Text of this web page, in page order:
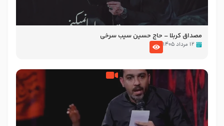
مصداق کربلا – حاج حسین سیب سرخی
۱۲ مرداد ۱۴۰۵